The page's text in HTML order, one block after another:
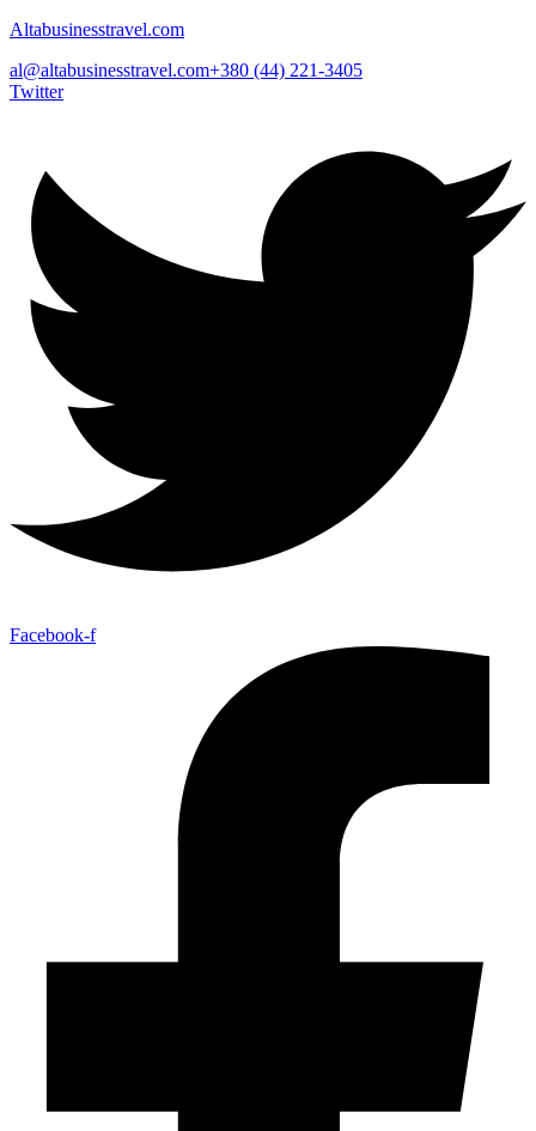
Altabusinesstravel.com
al@altabusinesstravel.com+380 (44) 221-3405
Twitter
Facebook-f